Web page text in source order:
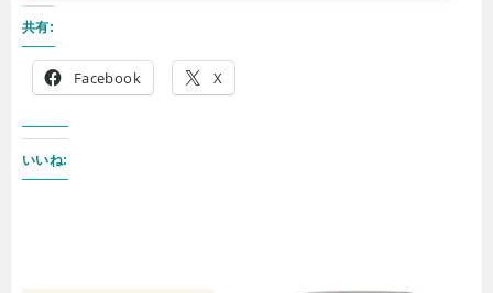
共有:
Facebook X
いいね: